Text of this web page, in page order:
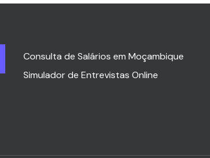
Consulta de Salários em Moçambique
Simulador de Entrevistas Online